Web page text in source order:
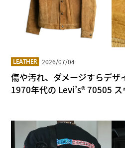
LEATHER 2026/07/04
傷や汚れ、ダメージすらデザ
1970年代の Levi’s® 70505